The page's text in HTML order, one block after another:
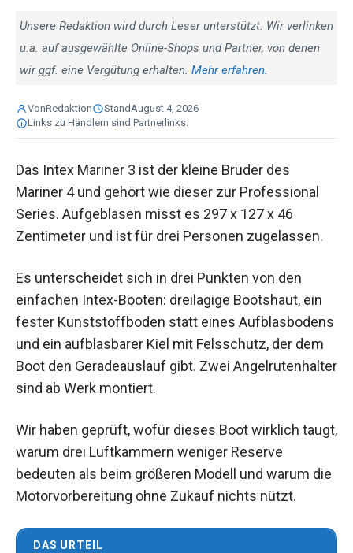
Unsere Redaktion wird durch Leser unterstützt. Wir verlinken
u.a. auf ausgewählte Online-Shops und Partner, von denen
wir ggf. eine Vergütung erhalten. Mehr erfahren.
VonRedaktion StandAugust 4, 2026
Links zu Händlern sind Partnerlinks.
Das Intex Mariner 3 ist der kleine Bruder des
Mariner 4 und gehört wie dieser zur Professional
Series. Aufgeblasen misst es 297 x 127 x 46
Zentimeter und ist für drei Personen zugelassen.
Es unterscheidet sich in drei Punkten von den
einfachen Intex-Booten: dreilagige Bootshaut, ein
fester Kunststoffboden statt eines Aufblasbodens
und ein aufblasbarer Kiel mit Felsschutz, der dem
Boot den Geradeauslauf gibt. Zwei Angelrutenhalter
sind ab Werk montiert.
Wir haben geprüft, wofür dieses Boot wirklich taugt,
warum drei Luftkammern weniger Reserve
bedeuten als beim größeren Modell und warum die
Motorvorbereitung ohne Zukauf nichts nützt.
DAS URTEIL